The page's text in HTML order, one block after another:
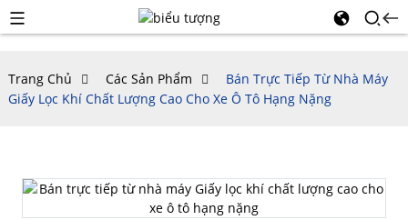
Trang Chủ Các Sản Phẩm
Bán Trực Tiếp Từ Nhà Máy
Giấy Lọc Khí Chất Lượng Cao Cho Xe Ô Tô Hạng Nặng